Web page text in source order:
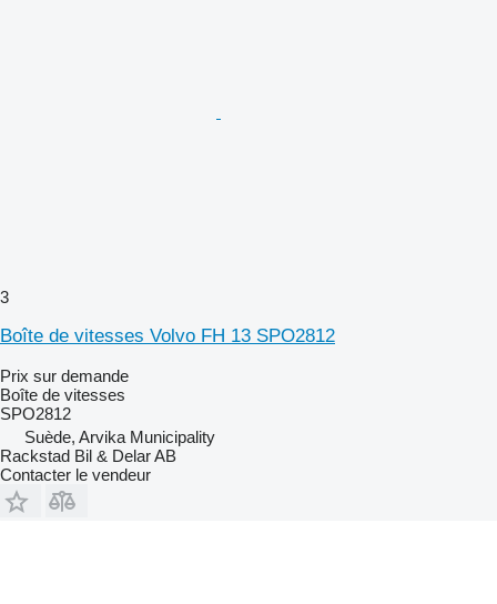
3
Boîte de vitesses Volvo FH 13 SPO2812
Prix sur demande
Boîte de vitesses
SPO2812
Suède, Arvika Municipality
Rackstad Bil & Delar AB
Contacter le vendeur